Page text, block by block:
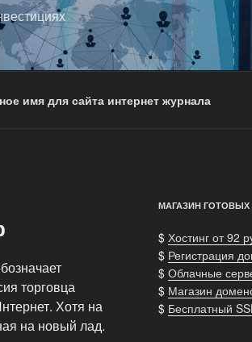
имя для сайта интернет журнала
торговца
Хотя на
на новый лад.
МАГАЗИН ГОТОВЫХ
$ Хостинг от 92
$ Регистрация
$ Облачные
$ Магазин
$ Бесплатный